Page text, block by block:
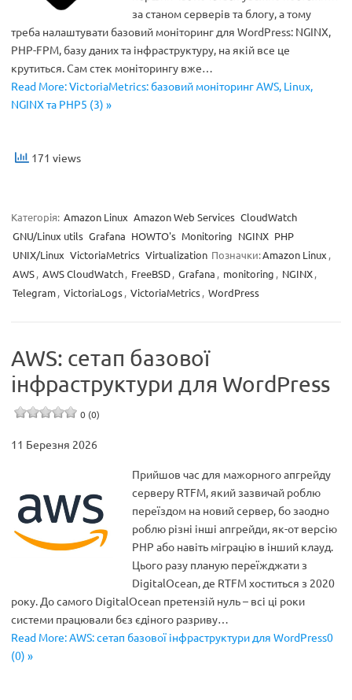
за станом серверів та блогу, а тому
треба налаштувати базовий моніторинг для WordPress: NGINX,
PHP-FPM, базу даних та інфраструктуру, на якій все це
крутиться. Сам стек моніторингу вже…
Read More: VictoriaMetrics: базовий моніторинг AWS, Linux,
NGINX та PHP5 (3) »
171 views
Категорія: Amazon Linux Amazon Web Services CloudWatch
GNU/Linux utils Grafana HOWTO's Monitoring NGINX PHP
UNIX/Linux VictoriaMetrics Virtualization Позначки:Amazon Linux ,
AWS, AWS CloudWatch, FreeBSD, Grafana , monitoring , NGINX,
Telegram, VictoriaLogs, VictoriaMetrics, WordPress
AWS: сетап базової
інфраструктури для WordPress
0 (0)
11 Березня 2026
Прийшов час для мажорного апгрейду
серверу RTFM, який зазвичай роблю
переїздом на новий сервер, бо заодно
роблю різні інші апгрейди, як-от версію
PHP або навіть міграцію в інший клауд.
Цього разу планую переїжджати з
DigitalOcean, де RTFM хоститься з 2020
року. До самого DigitalOcean претензій нуль – всі ці роки
системи працювали бєз єдіного разриву…
Read More: AWS: сетап базової інфраструктури для WordPress0
(0) »